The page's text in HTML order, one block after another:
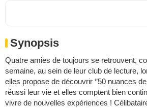
Synopsis
Quatre amies de toujours se retrouvent,
semaine, au sein de leur club de lecture,
elles propose de découvrir ‘’50 nuances de
réussi leur vie et elles comptent bien
vivre de nouvelles expériences !